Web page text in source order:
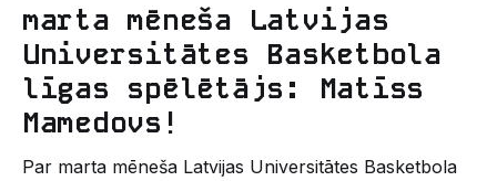
marta mēneša Latvijas
Universitātes Basketbola
līgas spēlētājs: Matīss
Mamedovs!
Par marta mēneša Latvijas Universitātes Basketbola